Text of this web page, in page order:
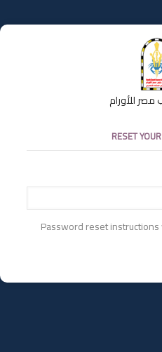
للأورام
RESET
Password reset